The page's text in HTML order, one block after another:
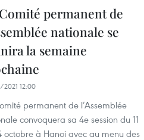
permanent de
nationale se
la semaine
12:00
permanent de l’Assemblée
convoquera sa 4e session du 11
octobre à Hanoi avec au menu des